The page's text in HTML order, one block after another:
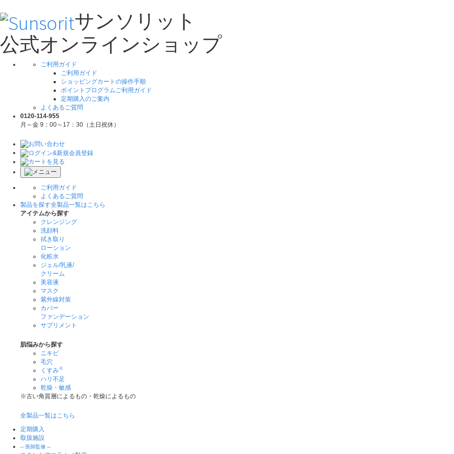
サンソリット
公式オンラインショップ
ご利用ガイド
ご利用ガイド
ショッピングカートの操作手順
ポイントプログラムご利用ガイド
定期購入のご案内
よくあるご質問
0120-114-955
月～金 9：00～17：30（土日祝休）
ご利用ガイド
よくあるご質問
製品を探す全製品一覧はこちら
アイテムから探す
クレンジング
洗顔料
拭き取り
ローション
化粧水
ジェル/乳液/
クリーム
美容液
マスク
紫外線対策
カバー
ファンデーション
サプリメント
肌悩みから探す
ニキビ
毛穴
くすみ※
ハリ不足
乾燥・敏感
※古い角質層によるもの・乾燥によるもの
全製品一覧はこちら
定期購入
取扱施設
─ 医師監修 ─